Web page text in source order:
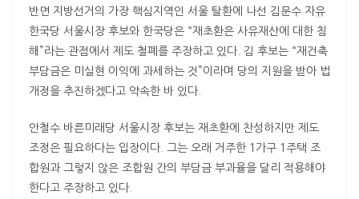
반면 지방선거의 가장 핵심지역인 서울 탈환에 나선 김문수 자유
한국당 서울시장 후보와 한국당은 “재초환은 사유재산에 대한 침
해”라는 관점에서 제도 철폐를 주장하고 있다. 김 후보는 “재건축
부담금은 미실현 이익에 과세하는 것”이라며 당의 지원을 받아 법
개정을 추진하겠다고 약속한 바 있다.
안철수 바른미래당 서울시장 후보는 재초환에 찬성하지만 제도
조정은 필요하다는 입장이다. 그는 오래 거주한 1가구 1주택 조
합원과 그렇지 않은 조합원 간의 부담금 부과율을 달리 적용해야
한다고 주장하고 있다.